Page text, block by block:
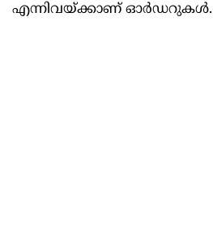
എന്നിവയ്ക്കാണ് ഓർഡറുകൾ.